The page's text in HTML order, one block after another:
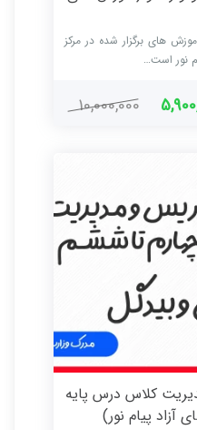
های برگزار شده در مرکز
نور است…
10,000,000
کلاس درس پایه
پیام نور)